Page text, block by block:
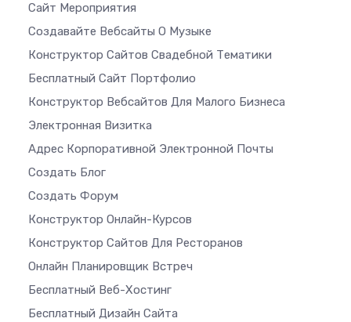
Сайт Мероприятия
Создавайте Вебсайты О Музыке
Конструктор Сайтов Свадебной Тематики
Бесплатный Сайт Портфолио
Конструктор Вебсайтов Для Малого Бизнеса
Электронная Визитка
Адрес Корпоративной Электронной Почты
Создать Блог
Создать Форум
Конструктор Онлайн-Курсов
Конструктор Сайтов Для Ресторанов
Онлайн Планировщик Встреч
Бесплатный Веб-Хостинг
Бесплатный Дизайн Сайта